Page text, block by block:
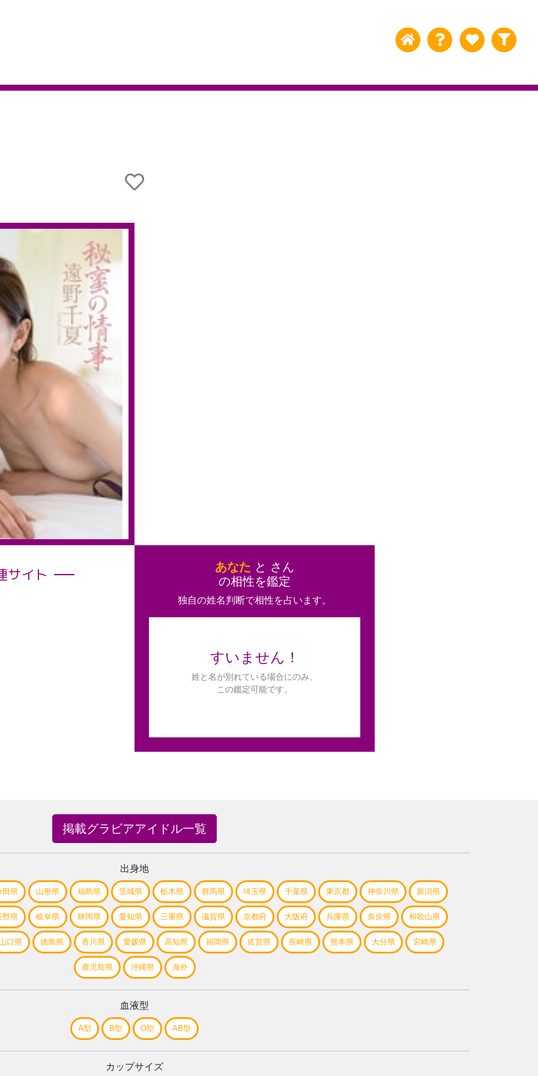
サイト あなた と さん
の相性を鑑定
独自の姓名判断で相性を占います。
すいません！
姓と名が別れている場合にのみ、
この鑑定可能です。
掲載グラビアアイドル一覧
出身地
田県 山形県 福島県 茨城県 栃木県 群馬県 埼玉県 千葉県 東京都 神奈川県 新潟県
野県 岐阜県 静岡県 愛知県 三重県 滋賀県 京都府 大阪府 兵庫県 奈良県 和歌山県
口県 徳島県 香川県 愛媛県 高知県 福岡県 佐賀県 長崎県 熊本県 大分県 宮崎県
鹿児島県 沖縄県 海外
血液型
A型 B型 O型 AB型
カップサイズ